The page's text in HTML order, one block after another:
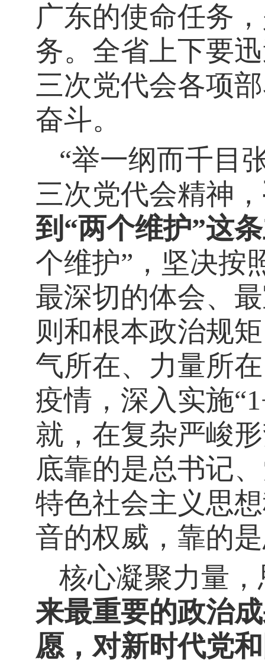
广东的使命任务
务。全省上下要
三次党代会各项
奋斗。
“举一纲而千目
三次党代会精神，
到“两个维护”这
个维护”，坚决按
最深切的体会、
则和根本政治规
气所在、力量所
疫情，深入实施“
就，在复杂严峻
底靠的是总书记
特色社会主义思
音的权威，靠的
核心凝聚力量
来最重要的政治
愿，对新时代党